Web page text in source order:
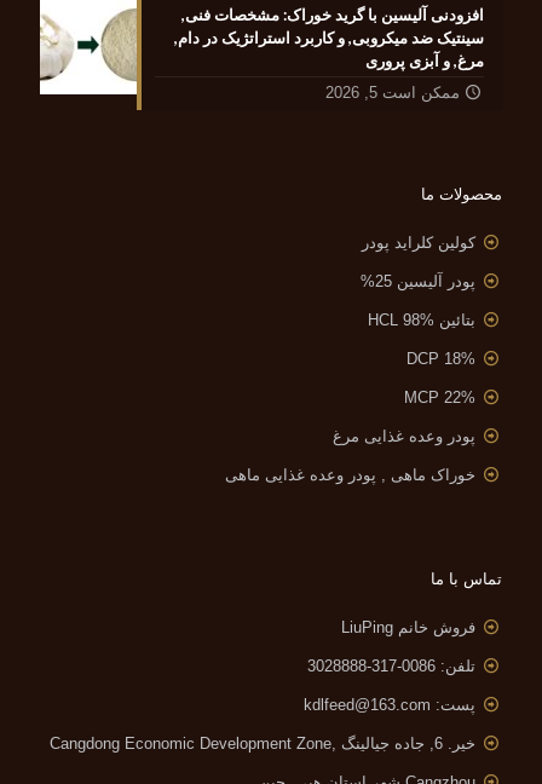
افزودنی آلیسین با گرید خوراک: مشخصات فنی,
سینتیک ضد میکروبی, و کاربرد استراتژیک در دام,
مرغ, و آبزی پروری
ممکن است 5, 2026
محصولات ما
کولین کلراید پودر
پودر آلیسین 25%
بتائین HCL 98%
DCP 18%
MCP 22%
پودر وعده غذایی مرغ
خوراک ماهی , پودر وعده غذایی ماهی
تماس با ما
فروش خانم LiuPing
تلفن: 0086-317-3028888
پست: kdlfeed@163.com
خیر. 6, جاده جیالینگ , Cangdong Economic Development Zone